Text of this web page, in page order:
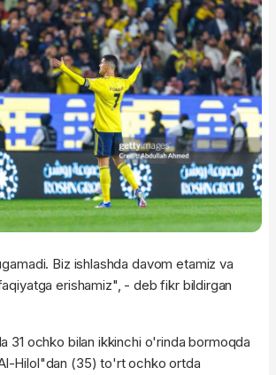
Biz ishlashda davom etamiz va
erishamiz", - deb fikr bildirgan
31 ochko bilan ikkinchi o'rinda bormoqda
Hilol"dan (35) to'rt ochko ortda